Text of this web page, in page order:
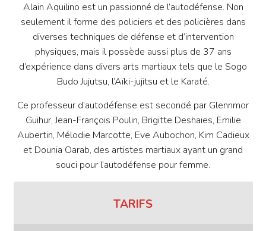
Alain Aquilino est un passionné de l’autodéfense. Non
seulement il forme des policiers et des policières dans
diverses techniques de défense et d’intervention
physiques, mais il possède aussi plus de 37 ans
d’expérience dans divers arts martiaux tels que le Sogo
Budo Jujutsu, l’Aïki-jujitsu et le Karaté.
Ce professeur d’autodéfense est secondé par Glennmor
Guihur, Jean-François Poulin, Brigitte Deshaies, Emilie
Aubertin, Mélodie Marcotte, Eve Aubochon, Kim Cadieux
et Dounia Oarab, des artistes martiaux ayant un grand
souci pour l’autodéfense pour femme.
TARIFS